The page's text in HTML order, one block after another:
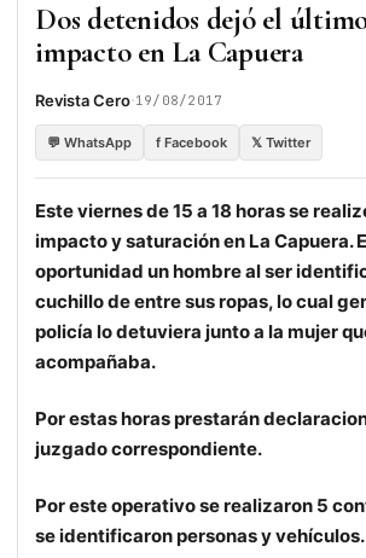
Dos detenidos dejó el
impacto en La Capuera
Revista Cero·19/08/2017
💬 WhatsApp f Facebook 𝕏 Twitter
Este viernes de 15 a 18 horas se
impacto y saturación en La Capuera.
oportunidad un hombre al ser
cuchillo de entre sus ropas, lo cual
policía lo detuviera junto a la mujer
acompañaba.
Por estas horas prestarán
juzgado correspondiente.
Por este operativo se realizaron 5
se identificaron personas y vehículos.